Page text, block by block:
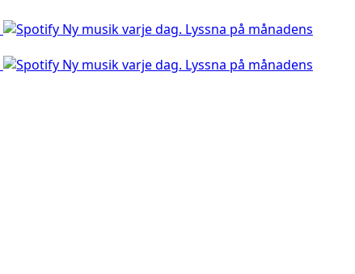
Ny musik varje dag. Lyssna på månadens
Ny musik varje dag. Lyssna på månadens